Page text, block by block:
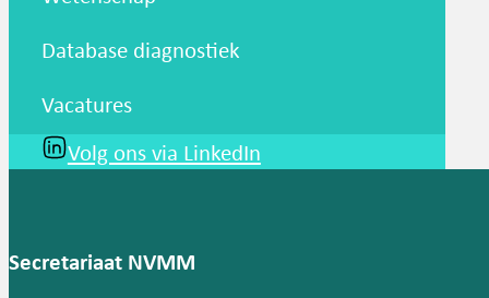
Database diagnostiek
Vacatures
Volg ons via LinkedIn
Secretariaat NVMM